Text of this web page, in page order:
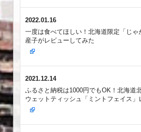
2022.01.16
一度は食べてほしい！北海道限定「じゃ
産子がレビューしてみた
2021.12.14
ふるさと納税は1000円でもOK！北海道
ウェットティッシュ「ミントフェイス」